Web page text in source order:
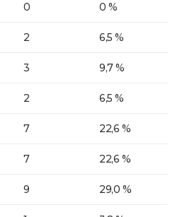
0 0 %
2 6,5 %
3 9,7 %
2 6,5 %
7 22,6 %
7 22,6 %
9 29,0 %